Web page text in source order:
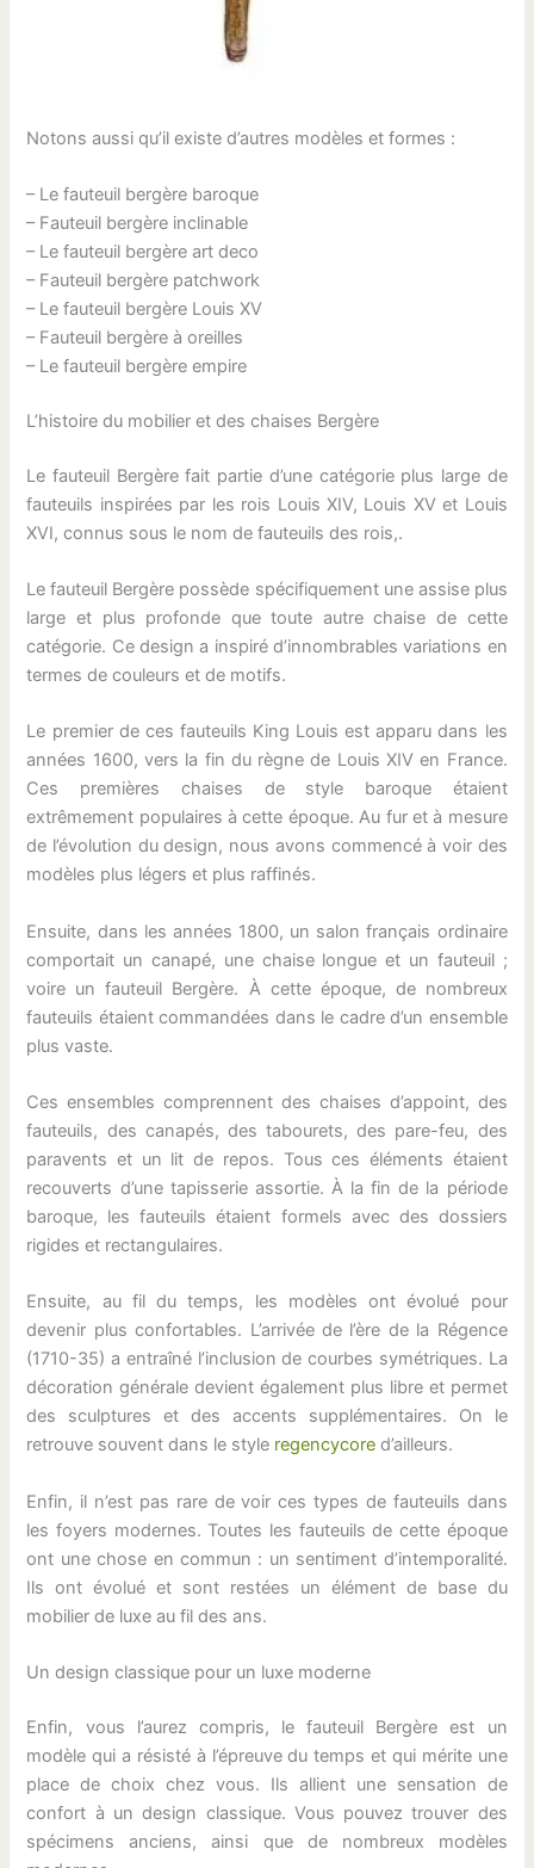
Notons aussi qu’il existe d’autres modèles et formes :
– Le fauteuil bergère baroque
– Fauteuil bergère inclinable
– Le fauteuil bergère art deco
– Fauteuil bergère patchwork
– Le fauteuil bergère Louis XV
– Fauteuil bergère à oreilles
– Le fauteuil bergère empire
L’histoire du mobilier et des chaises Bergère
Le fauteuil Bergère fait partie d’une catégorie plus large de
fauteuils inspirées par les rois Louis XIV, Louis XV et Louis
XVI, connus sous le nom de fauteuils des rois,.
Le fauteuil Bergère possède spécifiquement une assise plus
large et plus profonde que toute autre chaise de cette
catégorie. Ce design a inspiré d’innombrables variations en
termes de couleurs et de motifs.
Le premier de ces fauteuils King Louis est apparu dans les
années 1600, vers la fin du règne de Louis XIV en France.
Ces premières chaises de style baroque étaient
extrêmement populaires à cette époque. Au fur et à mesure
de l’évolution du design, nous avons commencé à voir des
modèles plus légers et plus raffinés.
Ensuite, dans les années 1800, un salon français ordinaire
comportait un canapé, une chaise longue et un fauteuil ;
voire un fauteuil Bergère. À cette époque, de nombreux
fauteuils étaient commandées dans le cadre d’un ensemble
plus vaste.
Ces ensembles comprennent des chaises d’appoint, des
fauteuils, des canapés, des tabourets, des pare-feu, des
paravents et un lit de repos. Tous ces éléments étaient
recouverts d’une tapisserie assortie. À la fin de la période
baroque, les fauteuils étaient formels avec des dossiers
rigides et rectangulaires.
Ensuite, au fil du temps, les modèles ont évolué pour
devenir plus confortables. L’arrivée de l’ère de la Régence
(1710-35) a entraîné l’inclusion de courbes symétriques. La
décoration générale devient également plus libre et permet
des sculptures et des accents supplémentaires. On le
retrouve souvent dans le style regencycore d’ailleurs.
Enfin, il n’est pas rare de voir ces types de fauteuils dans
les foyers modernes. Toutes les fauteuils de cette époque
ont une chose en commun : un sentiment d’intemporalité.
Ils ont évolué et sont restées un élément de base du
mobilier de luxe au fil des ans.
Un design classique pour un luxe moderne
Enfin, vous l’aurez compris, le fauteuil Bergère est un
modèle qui a résisté à l’épreuve du temps et qui mérite une
place de choix chez vous. Ils allient une sensation de
confort à un design classique. Vous pouvez trouver des
spécimens anciens, ainsi que de nombreux modèles